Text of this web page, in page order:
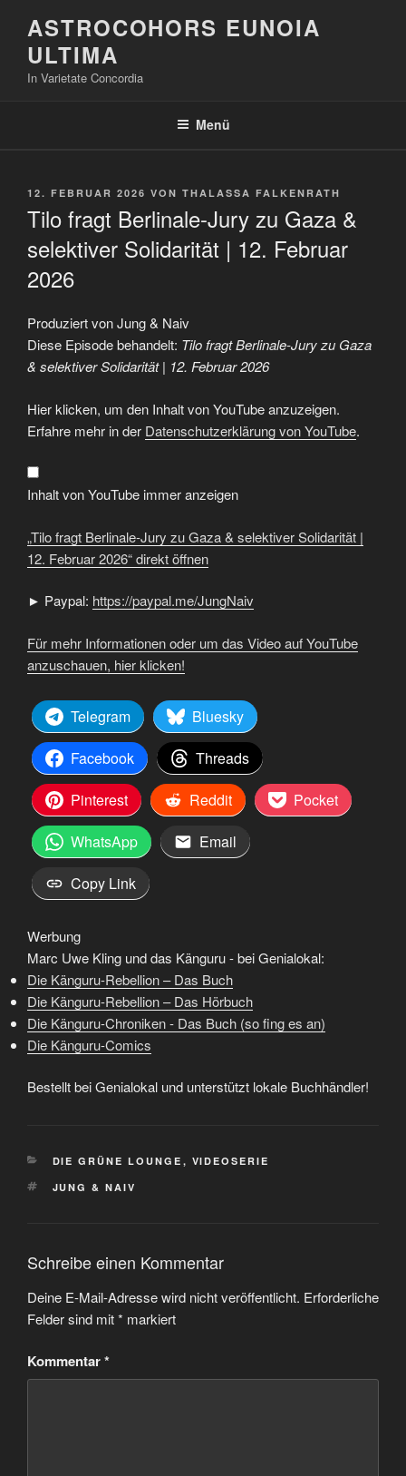
Inhalt
springen
ASTROCOHORS EUNOIA
ULTIMA
In Varietate Concordia
Menü
VERÖFFENTLICHT
12. FEBRUAR 2026 VON THALASSA FALKENRATH
Tilo fragt Berlinale-Jury zu Gaza &
selektiver Solidarität | 12. Februar
2026
Produziert von Jung & Naiv
Diese Episode behandelt: Tilo fragt Berlinale-Jury zu Gaza
& selektiver Solidarität | 12. Februar 2026
„Tilo
fragt
Berlinale-
Jury
Gaza
&
selektiver
Solidarität
12.
Februar
2026“
von
anzeigen
Hier klicken, um den Inhalt von YouTube anzuzeigen.
Erfahre mehr in der Datenschutzerklärung von YouTube.
Inhalt von YouTube immer anzeigen
„Tilo fragt Berlinale-Jury zu Gaza & selektiver Solidarität |
12. Februar 2026“ direkt öffnen
► Paypal: https://paypal.me/JungNaiv
Für mehr Informationen oder um das Video auf YouTube
anzuschauen, hier klicken!
Telegram
Bluesky
Facebook
Threads
Pinterest
Reddit
Pocket
WhatsApp
Email
Copy Link
Werbung
Marc Uwe Kling und das Känguru - bei Genialokal:
Die Känguru-Rebellion – Das Buch
Die Känguru-Rebellion – Das Hörbuch
Die Känguru-Chroniken - Das Buch (so fing es an)
Die Känguru-Comics
Bestellt bei Genialokal und unterstützt lokale Buchhändler!
KATEGORIEN
DIE GRÜNE LOUNGE , VIDEOSERIE
SCHLAGWÖRTER
JUNG & NAIV
Schreibe einen Kommentar
Deine E-Mail-Adresse wird nicht veröffentlicht. Erforderliche
Felder sind mit* markiert
Kommentar*